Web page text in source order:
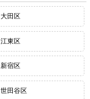
大田区
江東区
新宿区
世田谷区